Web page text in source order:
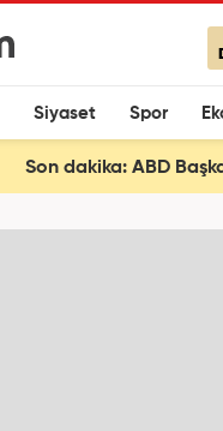
Siyaset Spor
Son dakika: ABD